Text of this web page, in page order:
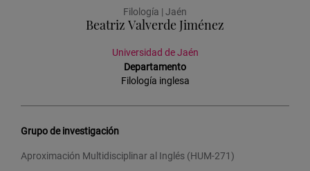
Filología | Jaén
Beatriz Valverde Jiménez
Universidad de Jaén
Departamento
Filología inglesa
Grupo de investigación
Aproximación Multidisciplinar al Inglés (HUM-271)